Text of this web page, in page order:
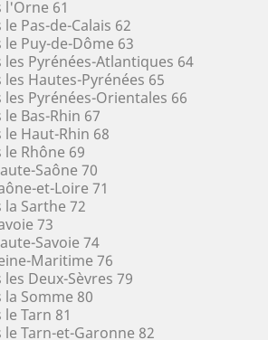
61
Pas-de-Calais 62
Puy-de-Dôme 63
Pyrénées-Atlantiques 64
Hautes-Pyrénées 65
Pyrénées-Orientales 66
Bas-Rhin 67
Haut-Rhin 68
Rhône 69
Saône 70
et-Loire 71
Sarthe 72
73
Savoie 74
Maritime 76
Deux-Sèvres 79
Somme 80
Tarn 81
Tarn-et-Garonne 82